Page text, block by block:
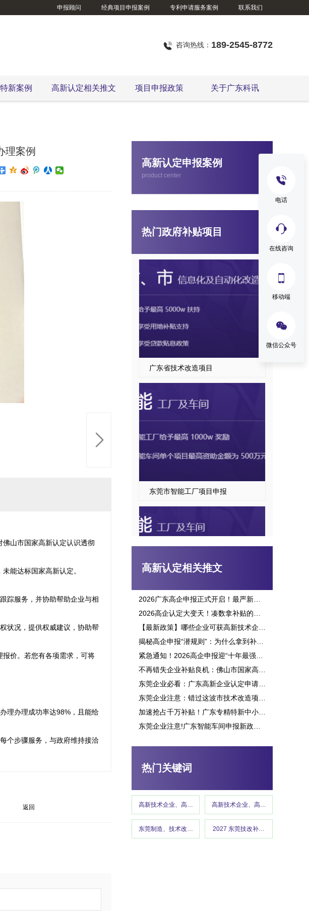
申报顾问 经典项目申报案例 专利申请服务案例 联系我们
咨询热线： 189-2545-8772
新案例 高新认定相关推文 项目申报政策 关于广东科讯
高新认定申报案例
product center
热门政府补贴项目
广东省技术改造项目
东莞市智能工厂项目申报
东莞市智能车间项目申报指南
高新认定相关推文
热门关键词
高新技术企业、高企认定、高企申报高新技术企业、高企认定、高企申
东莞制造、技术改造、东莞工信、政策红利 、企业补贴、东莞
2027 东莞技改补贴、东莞制造业
理案例
佛山市国家高新认定认识透彻
能达标国家高新认定。
踪服务，并协助帮助企业与相
状况，提供权威建议，协助帮
报价。若您有各项需求，可将
理办理成功率达98%，且能给
个步骤服务，与政府维持接洽
返回
电话
在线咨询

移动端

微信公众号